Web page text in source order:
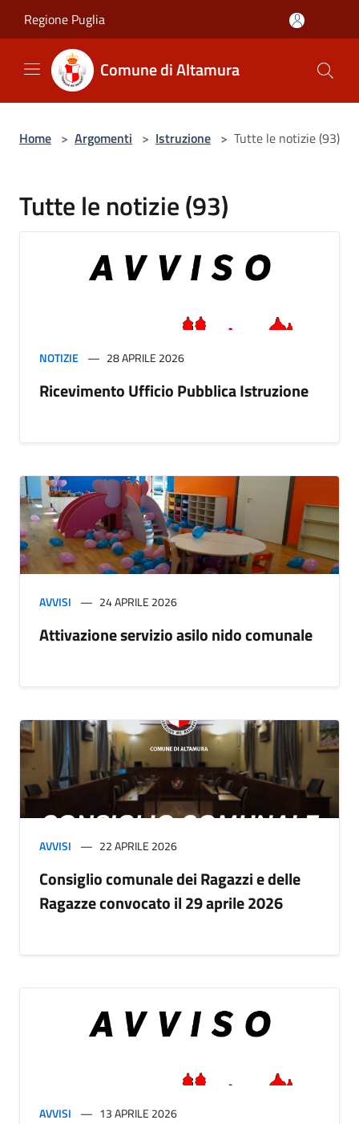
Regione Puglia
Comune di Altamura
Home > Argomenti > Istruzione > Tutte le notizie (93)
Tutte le notizie (93)
NOTIZIE 28 APRILE 2026
Ricevimento Ufficio Pubblica Istruzione
AVVISI 24 APRILE 2026
Attivazione servizio asilo nido comunale
AVVISI 22 APRILE 2026
Consiglio comunale dei Ragazzi e delle
Ragazze convocato il 29 aprile 2026
AVVISI 13 APRILE 2026